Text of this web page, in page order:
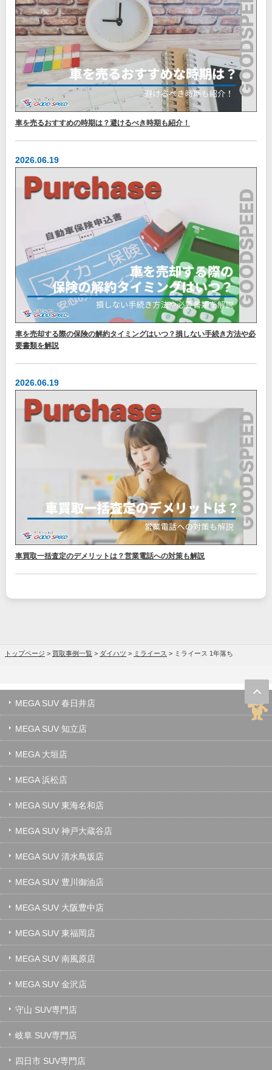
車を売るおすすめの時期は？避けるべき時期も紹介！
2026.06.19
車を売却する際の保険の解約タイミングはいつ？損しない手続き方法や必
要書類を解説
2026.06.19
車買取一括査定のデメリットは？営業電話への対策も解説
トップページ > 買取事例一覧 > ダイハツ > ミライース > ミライース 1年落ち
MEGA SUV 春日井店
MEGA SUV 知立店
MEGA 大垣店
MEGA 浜松店
MEGA SUV 東海名和店
MEGA SUV 神戸大蔵谷店
MEGA SUV 清水鳥坂店
MEGA SUV 豊川御油店
MEGA SUV 大阪豊中店
MEGA SUV 東福岡店
MEGA SUV 南風原店
MEGA SUV 金沢店
守山 SUV専門店
岐阜 SUV専門店
四日市 SUV専門店